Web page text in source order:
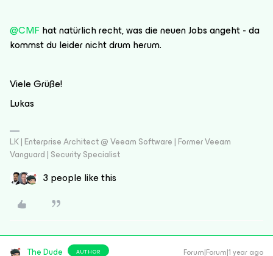
@CMFhat natürlich recht, was die neuen Jobs angeht - da
kommst du leider nicht drum herum.
Viele Grüße!
Lukas
LK | Enterprise Architect @ Veeam Software | Former Veeam
Vanguard | Security Specialist
3 people like this
The Dude AUTHOR Forum|Forum|1 year ago